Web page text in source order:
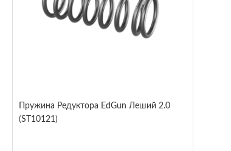
Пружина Редуктора EdGun Леший 2.0
(ST10121)